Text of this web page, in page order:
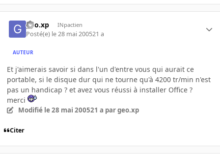
geo.xp INpactien
Posté(e) le 28 mai 200521 a
AUTEUR
Et j'aimerais savoir si dans l'un d'entre vous qui aurait ce
portable, si le disque dur qui ne tourne qu'à 4200 tr/min n'est
pas un handicap ? et avez vous réussi à installer Office ?
merci
Modifié le 28 mai 200521 a par geo.xp
Citer